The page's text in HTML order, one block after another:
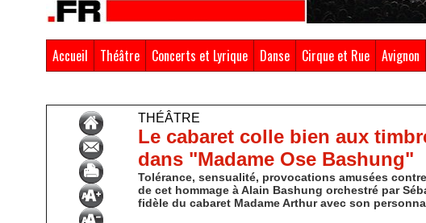
Accueil Théâtre Concerts et Lyrique Danse Cirque et Rue Avignon
THÉÂTRE
Le cabaret colle bien aux
dans "Madame Ose Bashung"
Tolérance, sensualité, provocations amusées
de cet hommage à Alain Bashung orchestré par
fidèle du cabaret Madame Arthur avec son